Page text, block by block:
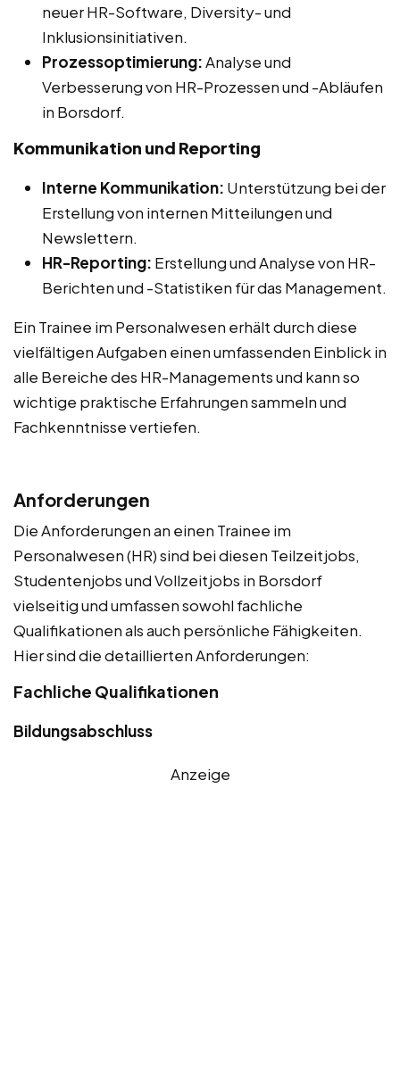
neuer HR-Software, Diversity- und
Inklusionsinitiativen.
Prozessoptimierung:Analyse und
Verbesserung von HR-Prozessen und -Abläufen
in Borsdorf.
Kommunikation und Reporting
Interne Kommunikation: Unterstützung bei der
Erstellung von internen Mitteilungen und
Newslettern.
HR-Reporting: Erstellung und Analyse von HR-
Berichten und -Statistiken für das Management.
Ein Trainee im Personalwesen erhält durch diese
vielfältigen Aufgaben einen umfassenden Einblick in
alle Bereiche des HR-Managements und kann so
wichtige praktische Erfahrungen sammeln und
Fachkenntnisse vertiefen.
Anforderungen
Die Anforderungen an einen Trainee im
Personalwesen (HR) sind bei diesen Teilzeitjobs,
Studentenjobs und Vollzeitjobs in Borsdorf
vielseitig und umfassen sowohl fachliche
Qualifikationen als auch persönliche Fähigkeiten.
Hier sind die detaillierten Anforderungen:
Fachliche Qualifikationen
Bildungsabschluss
Anzeige